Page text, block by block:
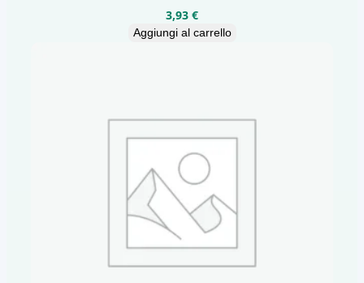
3,93 €
Aggiungi al carrello